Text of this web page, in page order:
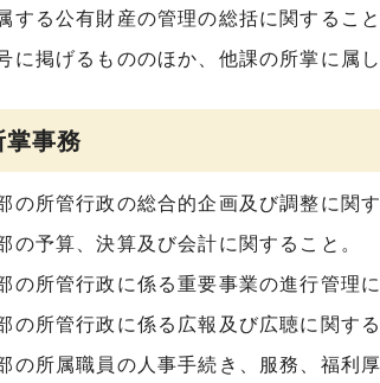
する公有財産の管理の総括に関すること
に掲げるもののほか、他課の所掌に属
掌事務
の所管行政の総合的企画及び調整に関す
の予算、決算及び会計に関すること。
の所管行政に係る重要事業の進行管理に
の所管行政に係る広報及び広聴に関する
の所属職員の人事手続き、服務、福利